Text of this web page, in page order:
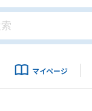
マイページ